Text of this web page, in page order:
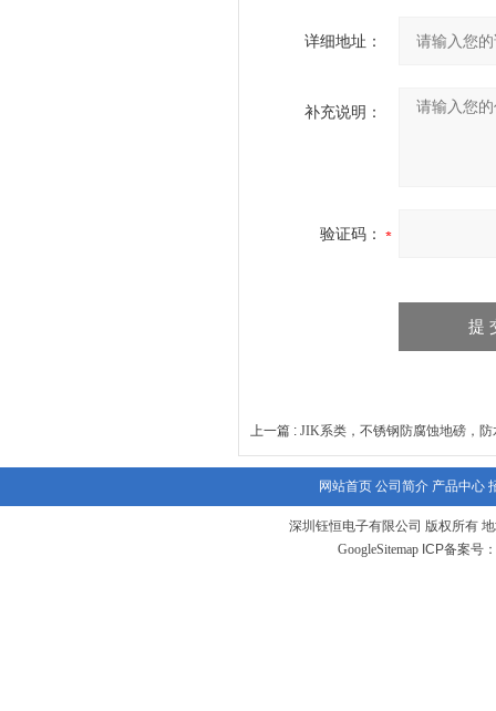
详细地址：
补充说明：
验证码：
上一篇 : JIK系类，不锈钢防腐蚀地磅，
网站首页 公司简介 产品中心
深圳钰恒电子有限公司 版权所有
GoogleSitemap ICP备案号：